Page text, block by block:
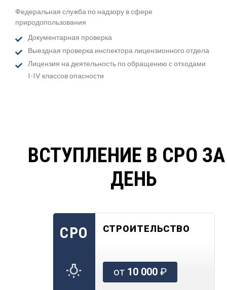
Федеральная служба по надзору в сфере
природопользования
Документарная проверка
Выездная проверка инспектора лицензионного отдела
Лицензия на деятельность по обращению с отходами
I-IV классов опасности
ВСТУПЛЕНИЕ В СРО
ДЕНЬ
СРО СТРОИТЕЛЬСТВО
от 10 000₽